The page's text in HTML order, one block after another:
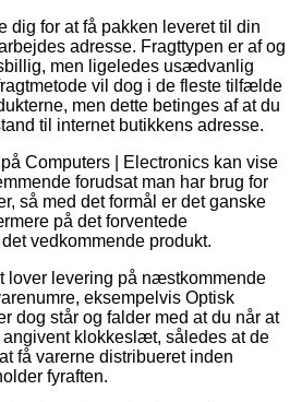
dig for at få pakken leveret til din
adresse. Fragttypen er af og
men ligeledes usædvanlig
vil dog i de fleste tilfælde
men dette betinges af at du
til internet butikkens adresse.
Computers | Electronics kan vise
forudsat man har brug for
så med det formål er det ganske
på det forventede
vedkommende produkt.
lover levering på næstkommende
eksempelvis Optisk
dog står og falder med at du når at
klokkeslæt, således at de
få varerne distribueret inden
fyraften.